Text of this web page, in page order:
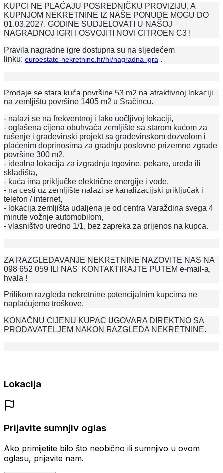
KUPCI NE PLAĆAJU POSREDNIČKU PROVIZIJU, A
KUPNJOM NEKRETNINE IZ NAŠE PONUDE MOGU DO
01.03.2027. GODINE SUDJELOVATI U NAŠOJ
NAGRADNOJ IGRI I OSVOJITI NOVI CITROEN C3 !
Pravila nagradne igre dostupna su na sljedećem
linku: euroestate-nekretnine.hr/hr/nagradna-igra .
Prodaje se stara kuća površine 53 m2 na atraktivnoj lokaciji
na zemljištu površine 1405 m2 u Sračincu.
- nalazi se na frekventnoj i lako uočljivoj lokaciji,
- oglašena cijena obuhvaća zemljište sa starom kućom za
rušenje i građevinski projekt sa građevinskom dozvolom i
plaćenim doprinosima za gradnju poslovne prizemne zgrade
površine 300 m2,
- idealna lokacija za izgradnju trgovine, pekare, ureda ili
skladišta,
- kuća ima priključke električne energije i vode,
- na cesti uz zemljište nalazi se kanalizacijski priključak i
telefon / internet,
- lokacija zemljišta udaljena je od centra Varaždina svega 4
minute vožnje automobilom,
- vlasništvo uredno 1/1, bez zapreka za prijenos na kupca.
ZA RAZGLEDAVANJE NEKRETNINE NAZOVITE NAS NA
098 652 059 ILI NAS KONTAKTIRAJTE PUTEM e-mail-a,
hvala !
Prilikom razgleda nekretnine potencijalnim kupcima ne
naplaćujemo troškove.
KONAČNU CIJENU KUPAC UGOVARA DIREKTNO SA
PRODAVATELJEM NAKON RAZGLEDA NEKRETNINE.
Lokacija
Prijavite sumnjiv oglas
Ako primijetite bilo što neobično ili sumnjivo u ovom
oglasu, prijavite nam.